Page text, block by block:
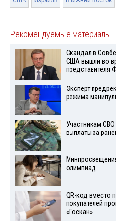
Рекомендуемые материалы
Скандал в
США вышли во
представителя
Эксперт
режима
Участникам
выплаты за
олимпиад
QR-код вместо
покупателей
«Госкан»